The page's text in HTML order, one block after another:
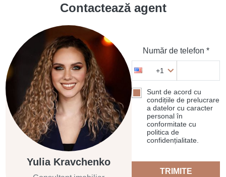
Contactează agent
Yulia Kravchenko
Număr de telefon *
+1
Sunt de acord cu
condițiile de prelucrare
a datelor cu caracter
personal în
conformitate cu
politica de
confidențialitate.
TRIMITE